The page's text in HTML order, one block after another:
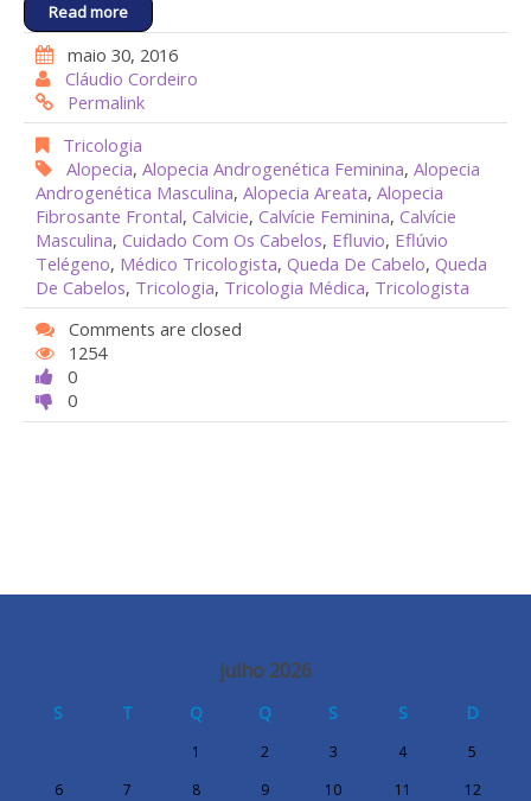
Read more
maio 30, 2016
Cláudio Cordeiro
Permalink
Tricologia
Alopecia, Alopecia Androgenética Feminina, Alopecia
Androgenética Masculina, Alopecia Areata, Alopecia
Fibrosante Frontal, Calvicie, Calvície Feminina, Calvície
Masculina, Cuidado Com Os Cabelos, Efluvio, Eflúvio
Telégeno, Médico Tricologista, Queda De Cabelo, Queda
De Cabelos, Tricologia, Tricologia Médica, Tricologista
Comments are closed
1254
0
0
julho 2026
S T Q Q S S D
1 2 3 4
5
6
7 8 9 10 11
12